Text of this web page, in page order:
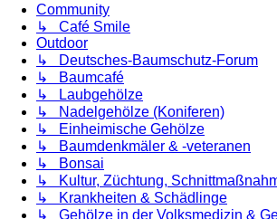
Community
↳ Café Smile
Outdoor
↳ Deutsches-Baumschutz-Forum
↳ Baumcafé
↳ Laubgehölze
↳ Nadelgehölze (Koniferen)
↳ Einheimische Gehölze
↳ Baumdenkmäler & -veteranen
↳ Bonsai
↳ Kultur, Züchtung,
↳ Krankheiten & Schädlinge
↳ Gehölze in der Volksmedizin &